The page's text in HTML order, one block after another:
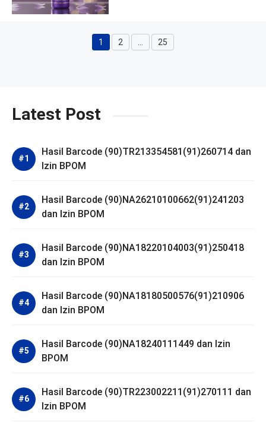
Halaman
1 Halaman
2 Halaman
25
Latest Post
Hasil Barcode (90)TR213354581(91)260714 dan
Izin BPOM
Hasil Barcode (90)NA26210100662(91)241203
dan Izin BPOM
Hasil Barcode (90)NA18220104003(91)250418
dan Izin BPOM
Hasil Barcode (90)NA18180500576(91)210906
dan Izin BPOM
Hasil Barcode (90)NA18240111449 dan Izin
BPOM
Hasil Barcode (90)TR223002211(91)270111 dan
Izin BPOM